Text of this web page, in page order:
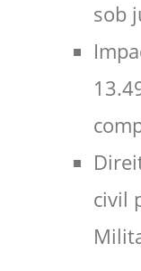
sob
civil